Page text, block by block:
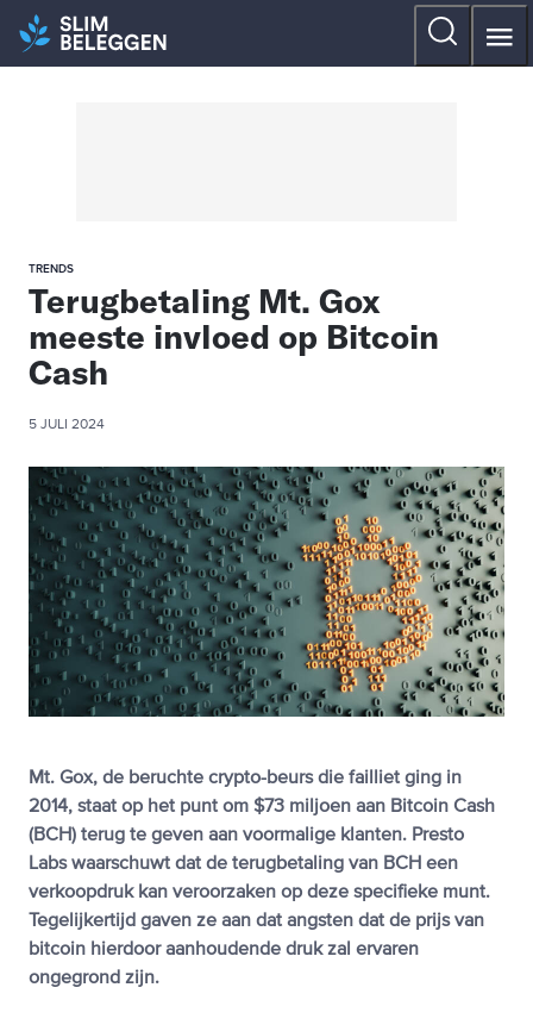
TRENDS
Terugbetaling Mt. Gox
meeste invloed op Bitcoin
Cash
5 JULI 2024
Mt. Gox, de beruchte crypto-beurs die failliet ging in
2014, staat op het punt om $73 miljoen aan Bitcoin Cash
(BCH) terug te geven aan voormalige klanten. Presto
Labs waarschuwt dat de terugbetaling van BCH een
verkoopdruk kan veroorzaken op deze specifieke munt.
Tegelijkertijd gaven ze aan dat angsten dat de prijs van
bitcoin hierdoor aanhoudende druk zal ervaren
ongegrond zijn.